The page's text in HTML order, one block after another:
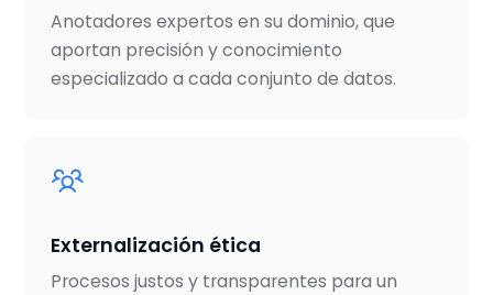
Anotadores expertos en su dominio, que
aportan precisión y conocimiento
especializado a cada conjunto de datos.
Externalización ética
Procesos justos y transparentes para un